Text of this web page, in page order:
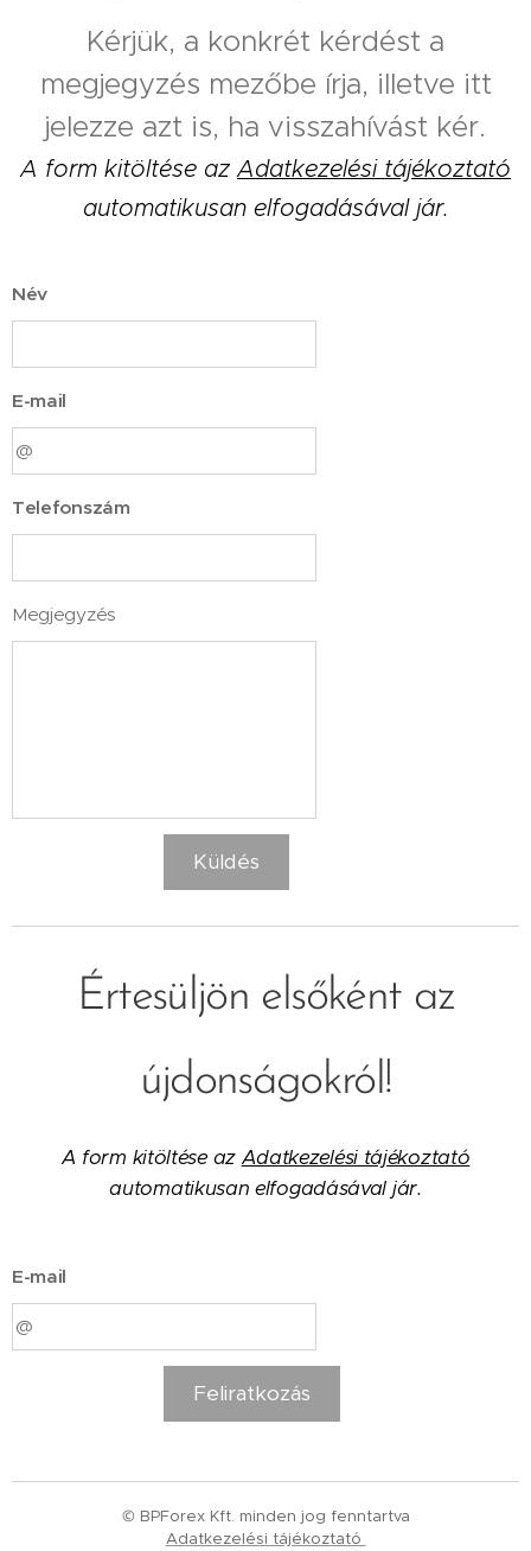
Kérjük, a konkrét kérdést a
megjegyzés mezőbe írja, illetve itt
jelezze azt is, ha visszahívást kér.
A form kitöltése az Adatkezelési tájékoztató
automatikusan elfogadásával jár.
Név
E-mail
Telefonszám
Megjegyzés
Küldés
Értesüljön elsőként az
újdonságokról!
A form kitöltése azAdatkezelési tájékoztató
automatikusan elfogadásával jár.
E-mail
Feliratkozás
© BPForex Kft. minden jog fenntartva
Adatkezelési tájékoztató